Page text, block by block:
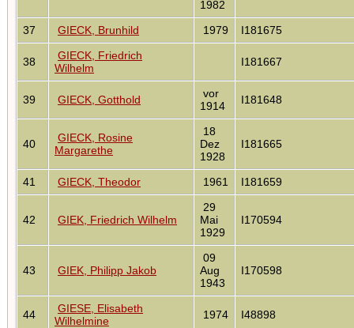
1982
37 GIECK, Brunhild 1979 I181675
38
GIECK, Friedrich
Wilhelm
I181667
39 GIECK, Gotthold
vor
1914
I181648
40
GIECK, Rosine
Margarethe
18
Dez
1928
I181665
41 GIECK, Theodor 1961 I181659
42 GIEK, Friedrich Wilhelm
29
Mai
1929
I170594
43 GIEK, Philipp Jakob
09
Aug
1943
I170598
44
GIESE, Elisabeth
Wilhelmine
1974 I48898